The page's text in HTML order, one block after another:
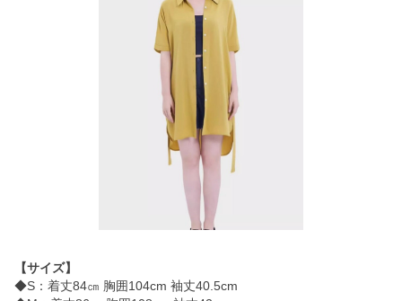
【サイズ】
◆S：着丈84㎝ 胸囲104cm 袖丈40.5cm